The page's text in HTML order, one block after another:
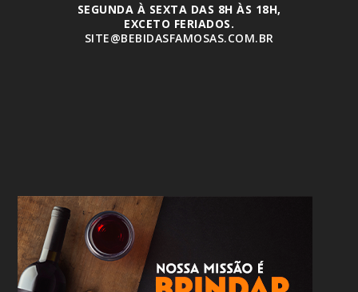
SEGUNDA À SEXTA DAS 8H ÀS 18H,
EXCETO FERIADOS.
SITE@BEBIDASFAMOSAS.COM.BR